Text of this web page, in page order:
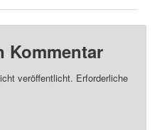
Kommentar
veröffentlicht. Erforderliche